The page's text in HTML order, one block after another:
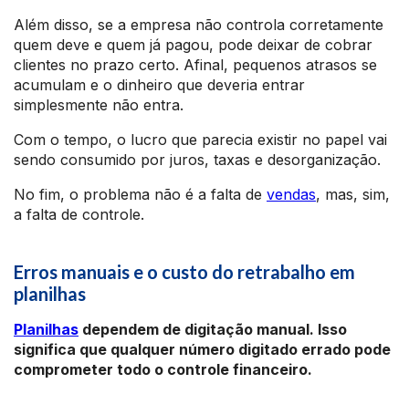
Além disso, se a empresa não controla corretamente
quem deve e quem já pagou, pode deixar de cobrar
clientes no prazo certo. Afinal, pequenos atrasos se
acumulam e o dinheiro que deveria entrar
simplesmente não entra.
Com o tempo, o lucro que parecia existir no papel vai
sendo consumido por juros, taxas e desorganização.
No fim, o problema não é a falta de vendas, mas, sim,
a falta de controle.
Erros manuais e o custo do retrabalho em
planilhas
Planilhas dependem de digitação manual. Isso
significa que qualquer número digitado errado pode
comprometer todo o controle financeiro.